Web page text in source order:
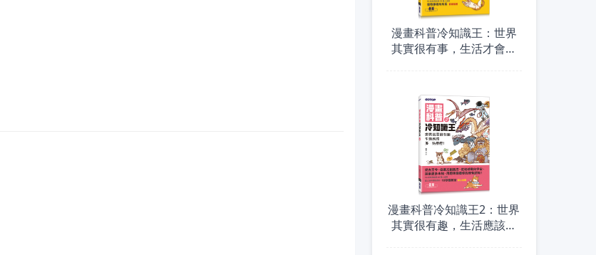
漫畫科普冷知識王：世界
其實很有事，生活才會那
漫畫科普冷知識王2：世界
其實很有趣，生活應該多